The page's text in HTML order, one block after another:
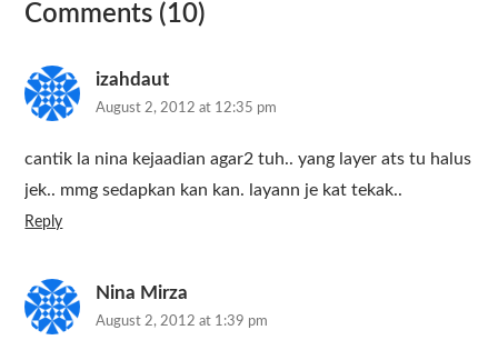
Comments (10)
izahdaut
August 2, 2012 at 12:35 pm
cantik la nina kejaadian agar2 tuh.. yang layer ats tu halus
jek.. mmg sedapkan kan kan. layann je kat tekak..
Reply
Nina Mirza
August 2, 2012 at 1:39 pm